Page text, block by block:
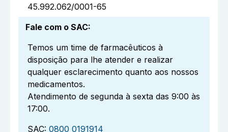
45.992.062/0001-65
Fale com o SAC:
Temos um time de farmacêuticos à
disposição para lhe atender e realizar
qualquer esclarecimento quanto aos nossos
medicamentos.
Atendimento de segunda à sexta das 9:00 às
17:00.
SAC: 0800 0191914